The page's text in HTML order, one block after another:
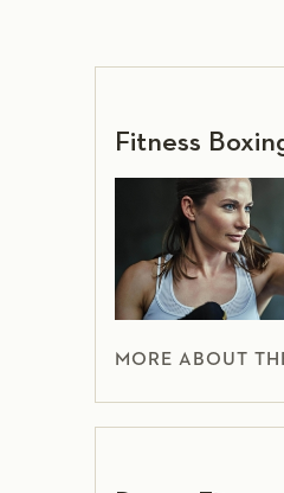
Fitness
MORE ABOUT